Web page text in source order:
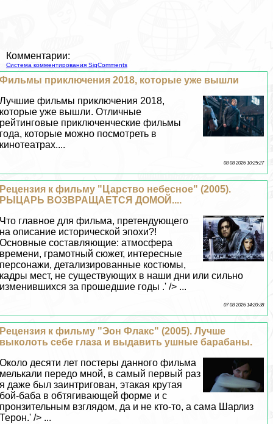
Комментарии:
Система комментирования SigComments
Фильмы приключения 2018, которые уже вышли
Лучшие фильмы приключения 2018,
которые уже вышли. Отличные
рейтинговые приключенческие фильмы
года, которые можно посмотреть в
кинотеатрах....
08 08 2026 10:25:27
Рецензия к фильму "Царство небесное" (2005).
РЫЦАРЬ ВОЗВРАЩАЕТСЯ ДОМОЙ....
Что главное для фильма, претендующего
на описание исторической эпохи?!
Основные составляющие: атмосфера
времени, грамотный сюжет, интересные
персонажи, детализированные костюмы,
кадры мест, не существующих в наши дни или сильно
изменившихся за прошедшие годы .' /> ...
07 08 2026 14:20:38
Рецензия к фильму "Эон Флакс" (2005). Лучше
выколоть себе глаза и выдавить ушные баpaбаны.
Около десяти лет постеры данного фильма
мелькали передо мной, в самый первый раз
я даже был заинтригован, этакая крутая
бой-баба в обтягивающей форме и с
пронзительным взглядом, да и не кто-то, а сама Шарлиз
Терон.' /> ...